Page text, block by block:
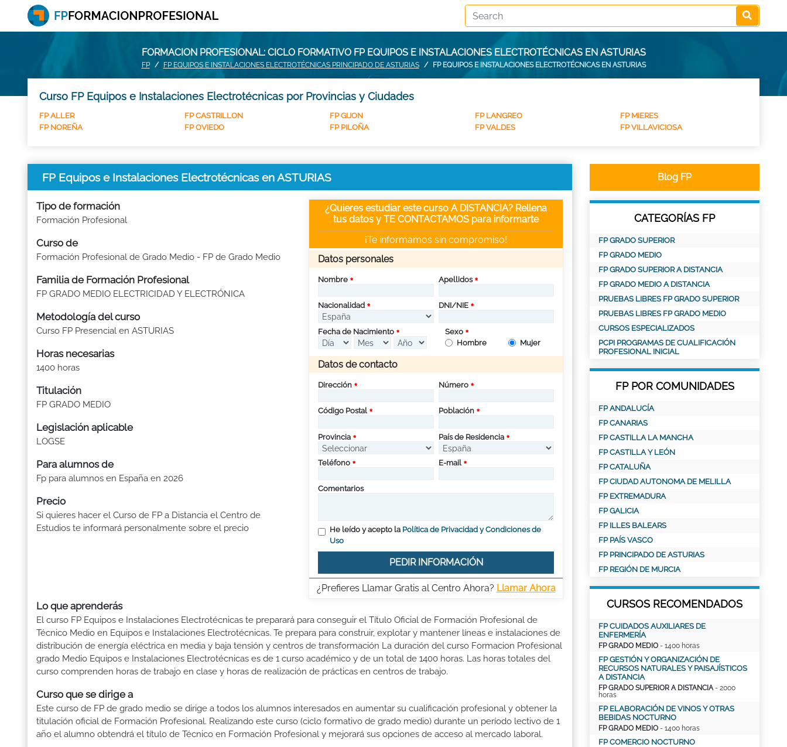
FORMACION PROFESIONAL: CICLO FORMATIVO FP EQUIPOS E INSTALACIONES ELECTROTÉCNICAS EN ASTURIAS
FP FP EQUIPOS E INSTALACIONES ELECTROTÉCNICAS PRINCIPADO DE ASTURIAS FP EQUIPOS E INSTALACIONES ELECTROTÉCNICAS EN ASTURIAS
Curso FP Equipos e Instalaciones Electrotécnicas por Provincias y Ciudades
FP ALLER FP CASTRILLON FP GIJON FP LANGREO
FP MIERES
FP NOREÑA
FP OVIEDO FP PILOÑA FP VALDES FP VILLAVICIOSA
FP Equipos e Instalaciones Electrotécnicas en ASTURIAS
Tipo de formación
Formación Profesional
Curso de
Formación Profesional de Grado Medio - FP de Grado Medio
Familia de Formación Profesional
FP GRADO MEDIO ELECTRICIDAD Y ELECTRÓNICA
Metodología del curso
Curso FP Presencial en ASTURIAS
Horas necesarias
1400 horas
Titulación
FP GRADO MEDIO
Legislación aplicable
LOGSE
Para alumnos de
Fp para alumnos en España en 2026
Precio
Si quieres hacer el Curso de FP a Distancia el Centro de
Estudios te informará personalmente sobre el precio
¿Quieres estudiar este curso A DISTANCIA? Rellena
tus datos y TE CONTACTAMOS para informarte
¡Te informamos sin compromiso!
Datos personales
Nombre Apellidos
Nacionalidad DNI/NIE
Fecha de Nacimiento
Sexo
Hombre
Mujer
Datos de contacto
Dirección Número
Código Postal Población
Provincia País de Residencia
Teléfono E-mail
Comentarios
He leído y acepto la Política de Privacidad y Condiciones de
Uso
PEDIR INFORMACIÓN
¿Prefieres Llamar Gratis al Centro Ahora? Llamar Ahora
Lo que aprenderás
El curso FP Equipos e Instalaciones Electrotécnicas te preparará para conseguir el Título Oficial de Formación Profesional de
Técnico Medio en Equipos e Instalaciones Electrotécnicas. Te prepara para construir, explotar y mantener líneas e instalaciones de
distribución de energía eléctrica en media y baja tensión y centros de transformación La duración del curso Formacion Profesional
grado Medio Equipos e Instalaciones Electrotécnicas es de 1 curso académico y de un total de 1400 horas. Las horas totales del
curso comprenden horas de trabajo en clase y horas de realización de prácticas en centros de trabajo.
Curso que se dirige a
Este curso de FP de grado medio se dirige a todos los alumnos interesados en aumentar su cualificación profesional y obtener la
titulación oficial de Formación Profesional. Realizando este curso (ciclo formativo de grado medio) durante un período lectivo de 1
año el alumno obtendrá el título de Técnico en Formación Profesional y mejorará sus opciones de acceso al mercado laboral.
Blog FP
CATEGORÍAS FP
FP GRADO SUPERIOR
FP GRADO MEDIO
FP GRADO SUPERIOR A DISTANCIA
FP GRADO MEDIO A DISTANCIA
PRUEBAS LIBRES FP GRADO SUPERIOR
PRUEBAS LIBRES FP GRADO MEDIO
CURSOS ESPECIALIZADOS
PCPI PROGRAMAS DE CUALIFICACIÓN
PROFESIONAL INICIAL
FP POR COMUNIDADES
FP ANDALUCÍA
FP CANARIAS
FP CASTILLA LA MANCHA
FP CASTILLA Y LEÓN
FP CATALUÑA
FP CIUDAD AUTONOMA DE MELILLA
FP EXTREMADURA
FP GALICIA
FP ILLES BALEARS
FP PAÍS VASCO
FP PRINCIPADO DE ASTURIAS
FP REGIÓN DE MURCIA
CURSOS RECOMENDADOS
FP CUIDADOS AUXILIARES DE
ENFERMERÍA
FP GRADO MEDIO - 1400 horas
FP GESTIÓN Y ORGANIZACIÓN DE
RECURSOS NATURALES Y PAISAJÍSTICOS
A DISTANCIA
FP GRADO SUPERIOR A DISTANCIA- 2000
horas
FP ELABORACIÓN DE VINOS Y OTRAS
BEBIDAS NOCTURNO
FP GRADO MEDIO - 1400 horas
FP COMERCIO NOCTURNO